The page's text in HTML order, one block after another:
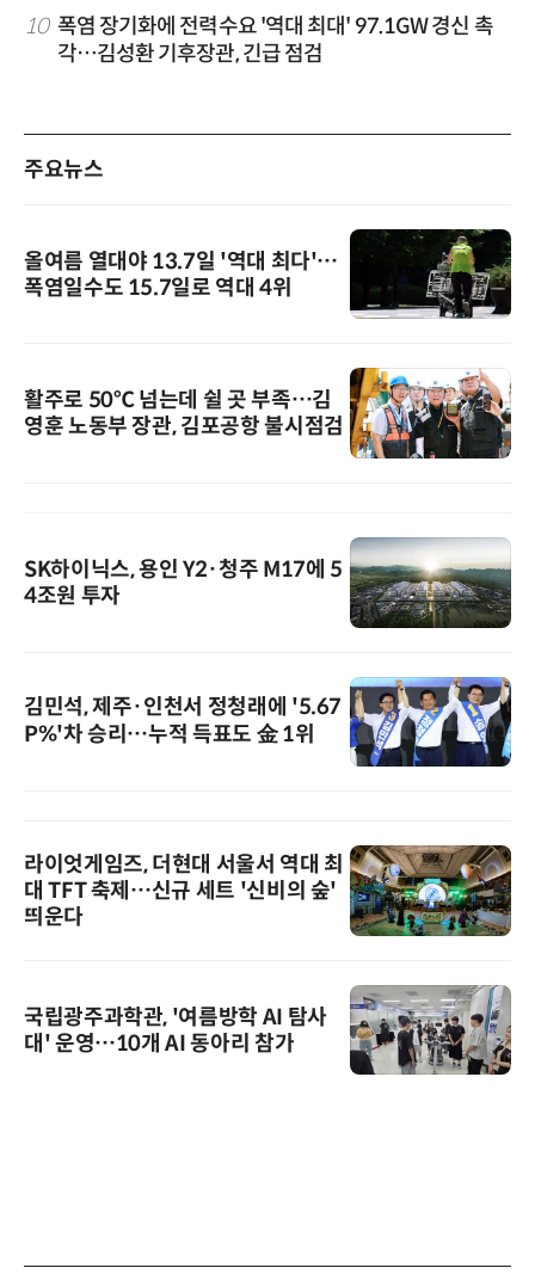
10 폭염 장기화에 전력수요 '역대 최대' 97.1GW 경신 촉
각…김성환 기후장관, 긴급 점검
주요뉴스
올여름 열대야 13.7일 '역대 최다'…
폭염일수도 15.7일로 역대 4위
활주로 50℃ 넘는데 쉴 곳 부족…김
영훈 노동부 장관, 김포공항 불시점검
SK하이닉스, 용인 Y2·청주 M17에 5
4조원 투자
김민석, 제주·인천서 정청래에 '5.67
P%'차 승리…누적 득표도 金 1위
라이엇게임즈, 더현대 서울서 역대 최
대 TFT 축제…신규 세트 '신비의 숲'
띄운다
국립광주과학관, '여름방학 AI 탐사
대' 운영…10개 AI 동아리 참가